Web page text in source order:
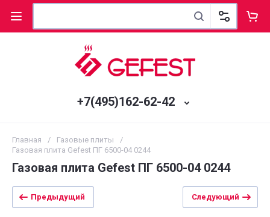
+7(495)162-62-42
Главная / Газовые плиты
/
Газовая плита Gefest ПГ 6500-04 0244
Газовая плита Gefest ПГ 6500-04 0244
Предыдущий Следующий